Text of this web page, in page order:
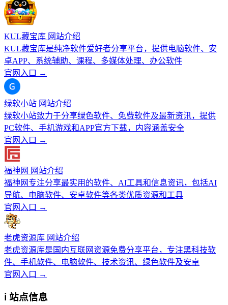
KUL藏宝库 网站介绍
KUL藏宝库是纯净软件爱好者分享平台，提供电脑软件、安
卓APP、系统辅助、课程、多媒体处理、办公软件
官网入口 →
绿软小站 网站介绍
绿软小站致力于分享绿色软件、免费软件及最新资讯，提供
PC软件、手机游戏和APP官方下载，内容涵盖安全
官网入口 →
福神网 网站介绍
福神网专注分享最实用的软件、AI工具和信息资讯，包括AI
导航、电脑软件、安卓软件等各类优质资源和工具
官网入口 →
老虎资源库 网站介绍
老虎资源库是国内互联网资源免费分享平台，专注黑科技软
件、手机软件、电脑软件、技术资讯、绿色软件及安卓
官网入口 →
ℹ️ 站点信息